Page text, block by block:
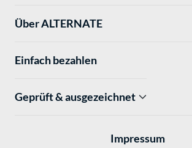
Über ALTERNATE
Einfach bezahlen
Geprüft & ausgezeichnet
Impressum